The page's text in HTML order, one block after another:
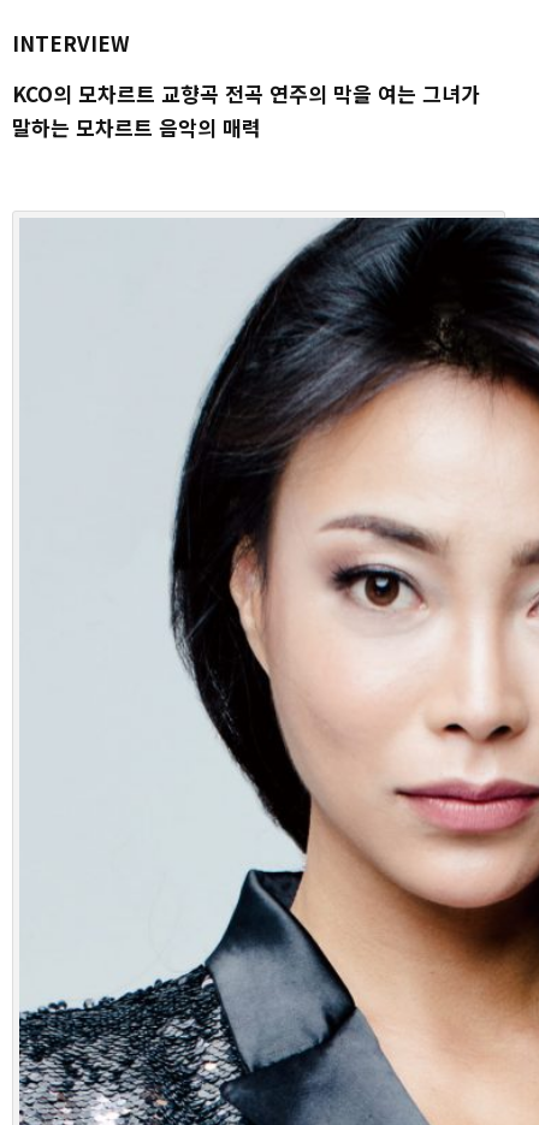
INTERVIEW
KCO의 모차르트 교향곡 전곡 연주의 막을 여는 그녀가
말하는 모차르트 음악의 매력